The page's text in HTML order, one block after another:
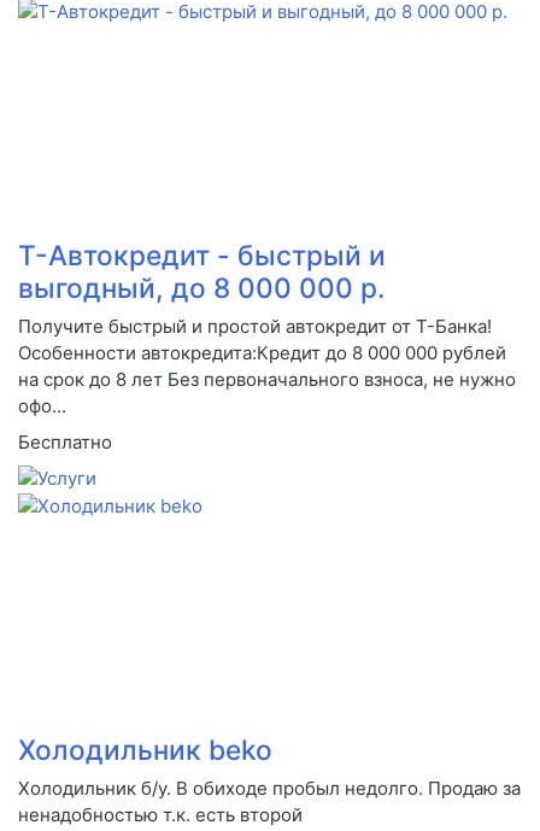
Т-Автокредит - быстрый и
выгодный, до 8 000 000 р.
Получите быстрый и простой автокредит от Т-Банка!
Особенности автокредита:Кредит до 8 000 000 рублей
на срок до 8 лет Без первоначального взноса, не нужно
офо...
Бесплатно
Холодильник beko
Холодильник б/у. В обиходе пробыл недолго. Продаю за
ненадобностью т.к. есть второй